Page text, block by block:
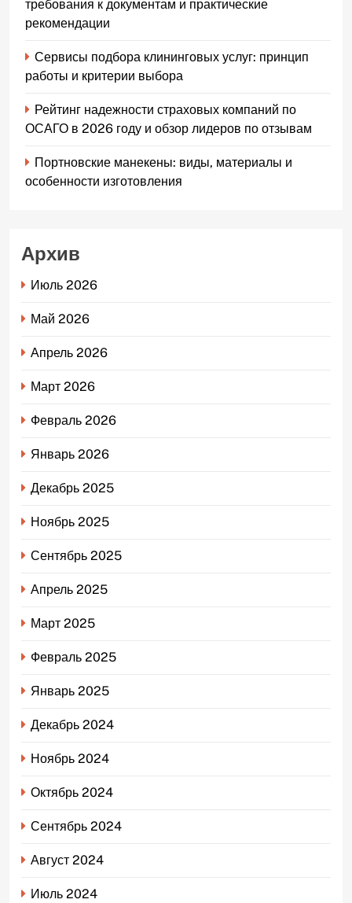
требования к документам и практические
рекомендации
Сервисы подбора клининговых услуг: принцип
работы и критерии выбора
Рейтинг надежности страховых компаний по
ОСАГО в 2026 году и обзор лидеров по отзывам
Портновские манекены: виды, материалы и
особенности изготовления
Архив
Июль 2026
Май 2026
Апрель 2026
Март 2026
Февраль 2026
Январь 2026
Декабрь 2025
Ноябрь 2025
Сентябрь 2025
Апрель 2025
Март 2025
Февраль 2025
Январь 2025
Декабрь 2024
Ноябрь 2024
Октябрь 2024
Сентябрь 2024
Август 2024
Июль 2024